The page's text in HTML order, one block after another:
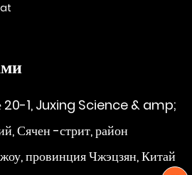
20-1, Juxing Science & amp;
Сячен -стрит, район
провинция Чжэцзян, Китай